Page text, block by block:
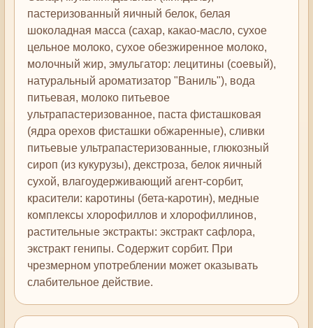
пастеризованный яичный белок, белая
шоколадная масса (сахар, какао-масло, сухое
цельное молоко, сухое обезжиренное молоко,
молочный жир, эмульгатор: лецитины (соевый),
натуральный ароматизатор "Ваниль"), вода
питьевая, молоко питьевое
ультрапастеризованное, паста фисташковая
(ядра орехов фисташки обжаренные), сливки
питьевые ультрапастеризованные, глюкозный
сироп (из кукурузы), декстроза, белок яичный
сухой, влагоудерживающий агент-сорбит,
красители: каротины (бета-каротин), медные
комплексы хлорофиллов и хлорофиллинов,
растительные экстракты: экстракт сафлора,
экстракт генипы. Содержит сорбит. При
чрезмерном употреблении может оказывать
слабительное действие.